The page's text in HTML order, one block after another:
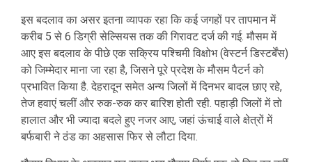
इस बदलाव का असर इतना व्यापक रहा कि कई जगहों पर तापमान में
करीब 5 से 6 डिग्री सेल्सियस तक की गिरावट दर्ज की गई. मौसम में
आए इस बदलाव के पीछे एक सक्रिय पश्चिमी विक्षोभ (वेस्टर्न डिस्टर्बेंस)
को जिम्मेदार माना जा रहा है, जिसने पूरे प्रदेश के मौसम पैटर्न को
प्रभावित किया है. देहरादून समेत अन्य जिलों में दिनभर बादल छाए रहे,
तेज हवाएं चलीं और रुक-रुक कर बारिश होती रही. पहाड़ी जिलों में तो
हालात और भी ज्यादा बदले हुए नजर आए, जहां ऊंचाई वाले क्षेत्रों में
बर्फबारी ने ठंड का अहसास फिर से लौटा दिया.